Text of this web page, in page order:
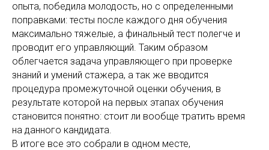
опыта, победила молодость, но с определенными
поправками: тесты после каждого дня обучения
максимально тяжелые, а финальный тест полегче и
проводит его управляющий. Таким образом
облегчается задача управляющего при проверке
знаний и умений стажера, а так же вводится
процедура промежуточной оценки обучения, в
результате которой на первых этапах обучения
становится понятно: стоит ли вообще тратить время
на данного кандидата.
В итоге все это собрали в одном месте,